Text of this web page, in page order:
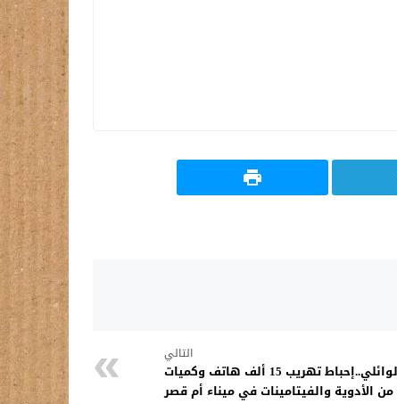
التالي
عملية كبرى بقيادة الوائلي..إحباط تهريب 15 ألف هاتف وكميات
من الأدوية والفيتامينات في ميناء أم قصر